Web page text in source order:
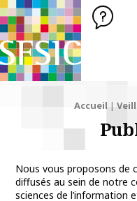
SFSIC Société Française
Société
de
Accueil |
Nous vous proposons de
diffusés au sein de notre
sciences de l’information